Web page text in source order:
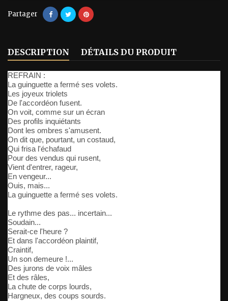
Partager
DESCRIPTION DÉTAILS DU PRODUIT
REFRAIN :
La guinguette a fermé ses volets.
Les joyeux triolets
De l'accordéon fusent.
On voit, comme sur un écran
Des profils inquiétants
Dont les ombres s'amusent.
On dit que, pourtant, un costaud,
Qui frisa l'échafaud
Pour des vendus qui rusent,
Vient d'entrer, rageur,
En vengeur...
Ouis, mais...
La guinguette a fermé ses volets.
Le rythme des pas... incertain...
Soudain...
Serait-ce l'heure ?
Et dans l'accordéon plaintif,
Craintif,
Un son demeure !...
Des jurons de voix mâles
Et des râles,
La chute de corps lourds,
Hargneux, des coups sourds.